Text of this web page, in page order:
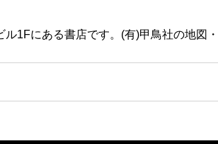
1Fにある書店です。(有)甲鳥社の地